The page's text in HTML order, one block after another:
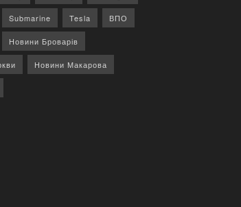
Submarine Tesla ВПО
Новини Броварів
Новини Макарова